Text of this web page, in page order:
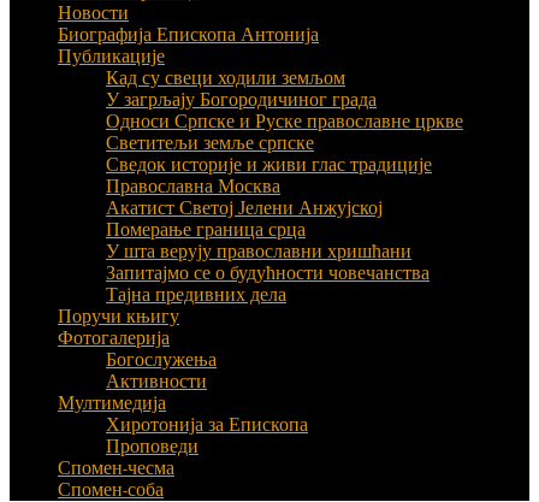
Новости
Биографија Епископа Антонија
Публикације
Кад су свеци ходили земљом
У загрљају Богородичиног града
Односи Српске и Руске православне цркве
Светитељи земље српске
Сведок историје и живи глас традиције
Православна Москва
Акатист Светој Јелени Анжујској
Померање граница срца
У шта верују православни хришћани
Запитајмо се о будућности човечанства
Тајна предивних дела
Поручи књигу
Фотогалерија
Богослужења
Активности
Мултимедија
Хиротонија за Епископа
Проповеди
Спомен-чесма
Спомен-соба